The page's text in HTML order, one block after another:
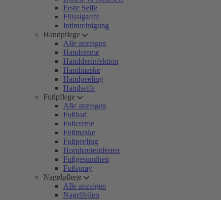
Feste Seife
Flüssigseife
Intimreinigung
Handpflege
Alle anzeigen
Handcreme
Handdesinfektion
Handmaske
Handpeeling
Handseife
Fußpflege
Alle anzeigen
Fußbad
Fußcreme
Fußmaske
Fußpeeling
Hornhautentferner
Fußgesundheit
Fußspray
Nagelpflege
Alle anzeigen
Nagelfeilen